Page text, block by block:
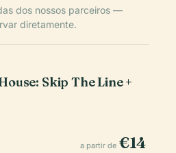
dos nossos parceiros —
diretamente.
Skip The Line +
a partir de €14